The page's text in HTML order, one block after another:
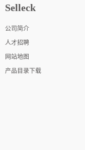
Selleck
公司简介
人才招聘
网站地图
产品目录下载